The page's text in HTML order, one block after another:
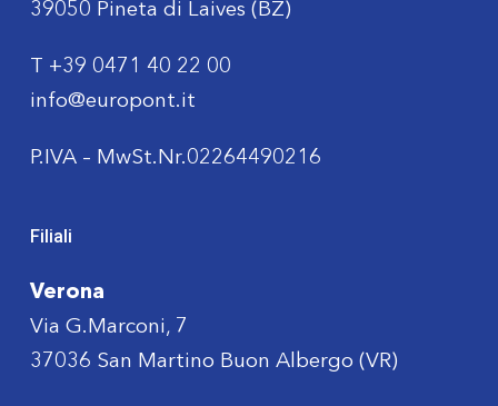
39050 Pineta di Laives (BZ)
+39 0471 40 22 00
info@europont.it
P.IVA – MwSt.Nr.02264490216
Filiali
Verona
Via G.Marconi, 7
37036 San Martino Buon Albergo (VR)